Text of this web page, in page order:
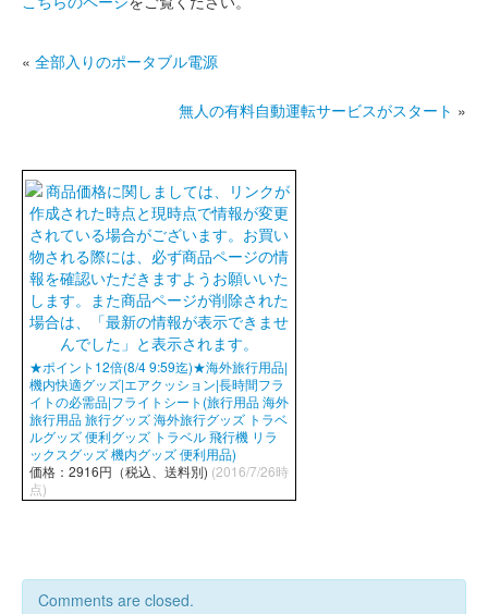
« 全部入りのポータブル電源
無人の有料自動運転サービスがスタート »
★ポイント12倍(8/4 9:59迄)★海外旅行用品|
機内快適グッズ|エアクッション|長時間フラ
イトの必需品|フライトシート(旅行用品 海外
旅行用品 旅行グッズ 海外旅行グッズ トラベ
ルグッズ 便利グッズ トラベル 飛行機 リラ
ックスグッズ 機内グッズ 便利用品)
価格：2916円（税込、送料別) (2016/7/26時
点)
Comments are closed.